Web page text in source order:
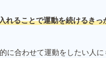
れることで運動を続けるきっ
に合わせて運動をしたい人に